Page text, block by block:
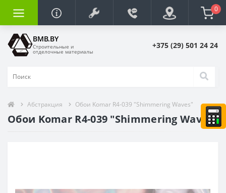
0
BMB.BY
Строительные и
отделочные материалы
+375 (29) 501 24 24
Абстракция Обои Komar R4-039 "Shimmering Waves"
Обои Komar R4-039 "Shimmering Waves"